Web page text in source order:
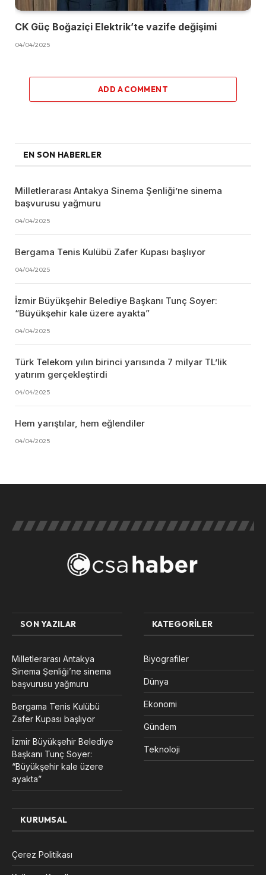
CK Güç Boğaziçi Elektrik’te vazife değişimi
04/04/2025
ADD A COMMENT
EN SON HABERLER
Milletlerarası Antakya Sinema Şenliği’ne sinema
başvurusu yağmuru
04/04/2025
Bergama Tenis Kulübü Zafer Kupası başlıyor
04/04/2025
İzmir Büyükşehir Belediye Başkanı Tunç Soyer:
“Büyükşehir kale üzere ayakta”
04/04/2025
Türk Telekom yılın birinci yarısında 7 milyar TL’lik
yatırım gerçekleştirdi
04/04/2025
Hem yarıştılar, hem eğlendiler
04/04/2025
SON YAZILAR
Milletlerarası Antakya
Sinema Şenliği’ne sinema
başvurusu yağmuru
Bergama Tenis Kulübü
Zafer Kupası başlıyor
İzmir Büyükşehir Belediye
Başkanı Tunç Soyer:
“Büyükşehir kale üzere
ayakta”
KATEGORILER
Biyografiler
Dünya
Ekonomi
Gündem
Teknoloji
KURUMSAL
Çerez Politikası